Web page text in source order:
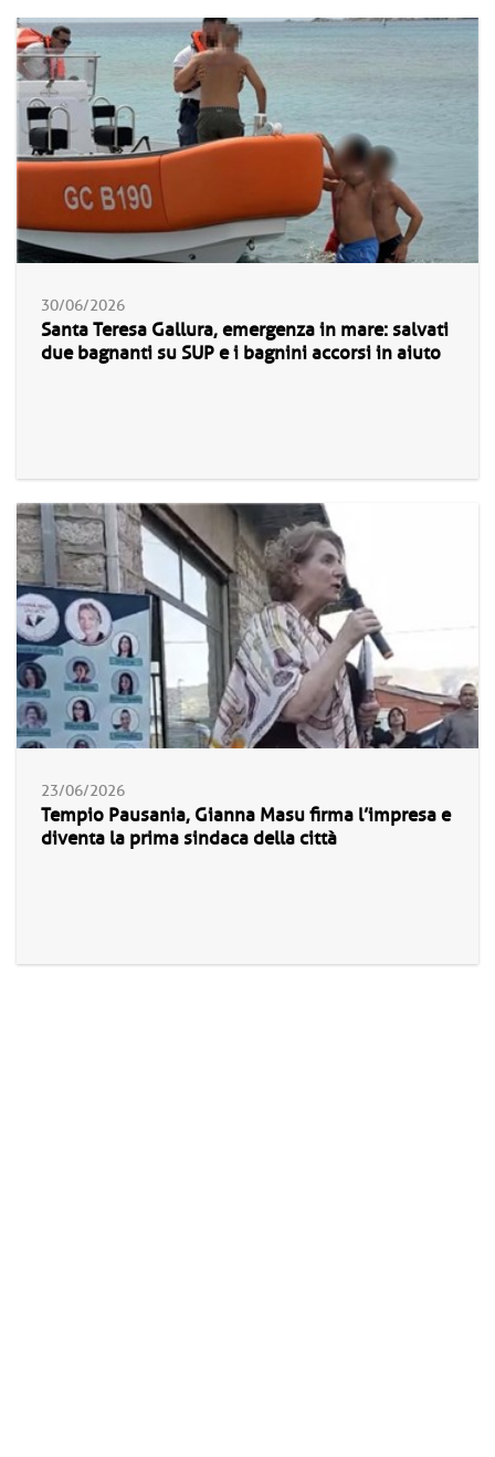
30/06/2026
Santa Teresa Gallura, emergenza in mare: salvati
due bagnanti su SUP e i bagnini accorsi in aiuto
23/06/2026
Tempio Pausania, Gianna Masu firma l’impresa e
diventa la prima sindaca della città